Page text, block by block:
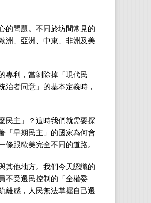
的問題。不同於坊間常見的
洲、亞洲、中東、非洲及美
專利，當剝除掉「現代民
治者同意」的基本定義時，
民主」？這時我們就需要探
「早期民主」的國家為何會
跟歐美完全不同的道路。
其他地方。我們今天認識的
不受選民控制的「全權委
離感，人民無法掌握自己選